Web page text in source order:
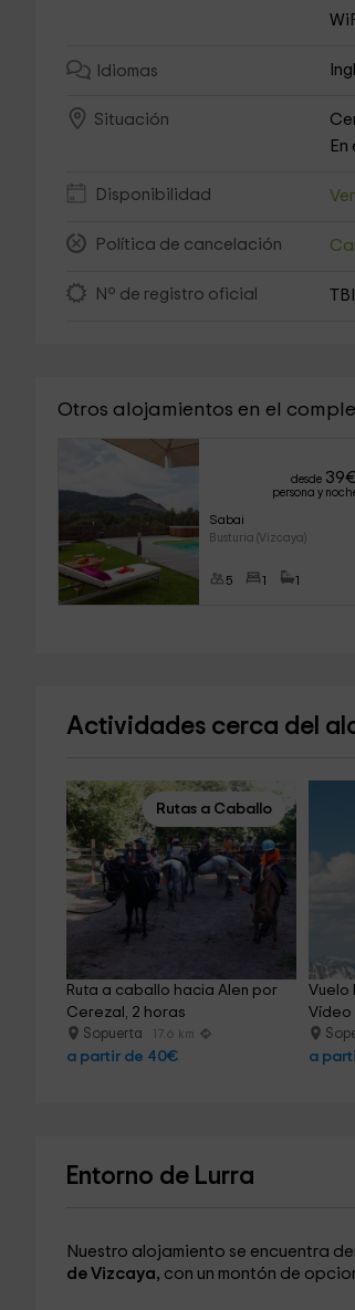
Idiomas
Situación
Disponibilidad
Política de cancelación
Nº de registro oficial
Otros alojamientos en el
desde 39
persona y
Sabai
Busturia (Vizcaya)
5 1 1
Actividades cerca del
Rutas a Caballo
Ruta a caballo hacia Alen por
Cerezal, 2 horas
Sopuerta 17.6 km
a partir de 40€
Vuelo
Vídeo
a
Entorno de Lurra
Nuestro alojamiento se encuentra
de Vizcaya, con un montón de